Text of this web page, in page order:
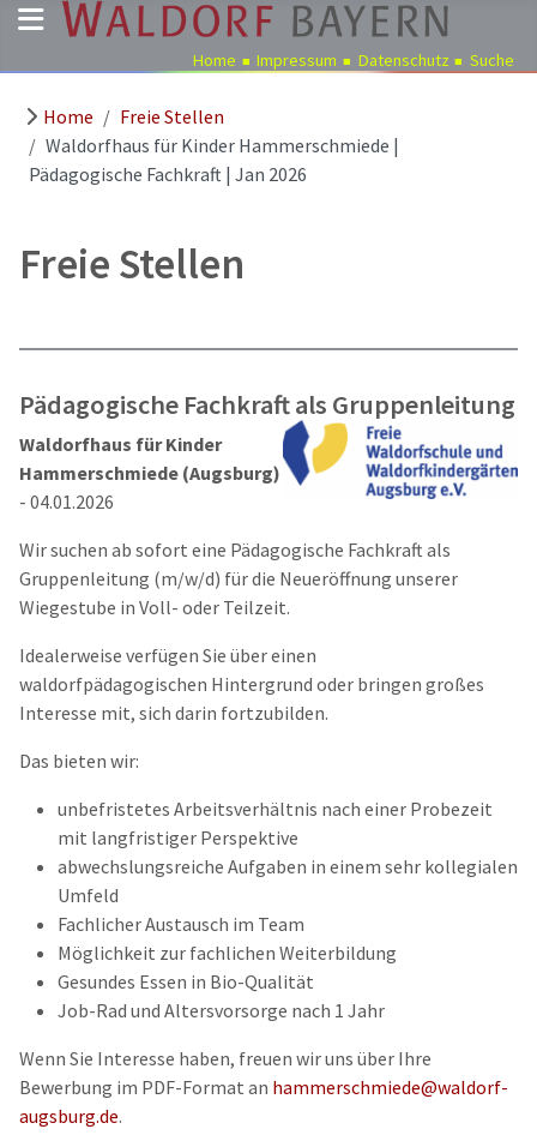
Pädagogik
uns
Schulen
Freie
Aktuelles
Termine
Home Impressum Datenschutz Suche
Home
Freie Stellen
Waldorfhaus für Kinder Hammerschmiede |
Pädagogische Fachkraft | Jan 2026
Freie Stellen
Pädagogische Fachkraft als Gruppenleitung
Waldorfhaus für Kinder
Hammerschmiede (Augsburg)
- 04.01.2026
Wir suchen ab sofort eine Pädagogische Fachkraft als
Gruppenleitung (m/w/d) für die Neueröffnung unserer
Wiegestube in Voll- oder Teilzeit.
Idealerweise verfügen Sie über einen
waldorfpädagogischen Hintergrund oder bringen großes
Interesse mit, sich darin fortzubilden.
Das bieten wir:
unbefristetes Arbeitsverhältnis nach einer Probezeit
mit langfristiger Perspektive
abwechslungsreiche Aufgaben in einem sehr kollegialen
Umfeld
Fachlicher Austausch im Team
Möglichkeit zur fachlichen Weiterbildung
Gesundes Essen in Bio-Qualität
Job-Rad und Altersvorsorge nach 1 Jahr
Wenn Sie Interesse haben, freuen wir uns über Ihre
Bewerbung im PDF-Format an hammerschmiede@waldorf-
augsburg.de.